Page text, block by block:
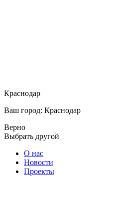
Краснодар
Ваш город: Краснодар
Верно
Выбрать другой
О нас
Новости
Проекты